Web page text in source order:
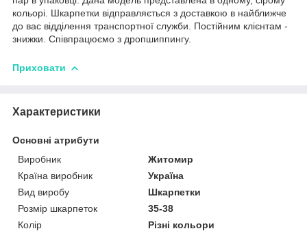
кольорі. Шкарпетки відправляється з доставкою в найближче
до вас відділення транспортної служби. Постійним клієнтам -
знижки. Співпрацюємо з дропшиппингу.
Приховати
Характеристики
Основні атрибути
Виробник
Житомир
Країна виробник
Україна
Вид виробу
Шкарпетки
Розмір шкарпеток
35-38
Колір
Різні кольори